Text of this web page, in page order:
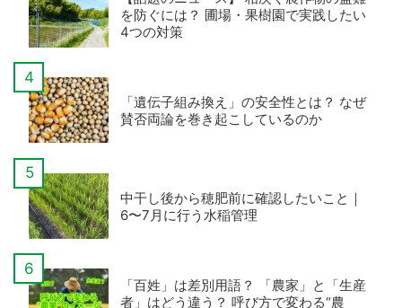
を防ぐには？ 圃場・果樹園で実践したい
4つの対策
「遺伝子組み換え」の安全性とは？ なぜ
賛否両論を巻き起こしているのか
中干し後から穂肥前に確認したいこと｜
6〜7月に行う水稲管理
「百姓」は差別用語？ 「農家」と「生産
者」はどう違う？ 呼び方で変わる“農